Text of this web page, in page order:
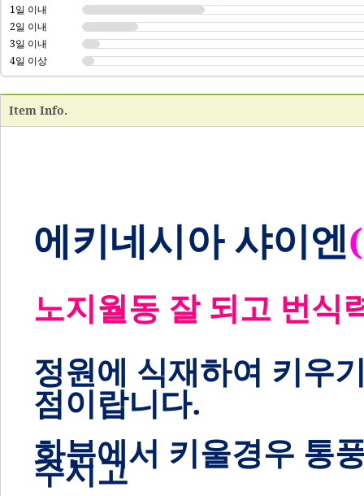
1일 이내
2일 이내
3일 이내
4일 이상
Item Info.
에키네시아 샤이엔
노지월동 잘 되고 번식
정원에 식재하여 키우
점이랍니다.
화분에서 키울경우 통
주시고